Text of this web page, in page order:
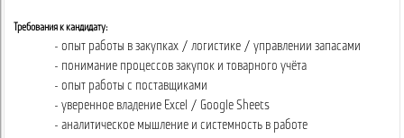
Требования к кандидату:
- опыт работы в закупках / логистике / управлении запасами
- понимание процессов закупок и товарного учёта
- опыт работы с поставщиками
- уверенное владение Excel / Google Sheets
- аналитическое мышление и системность в работе